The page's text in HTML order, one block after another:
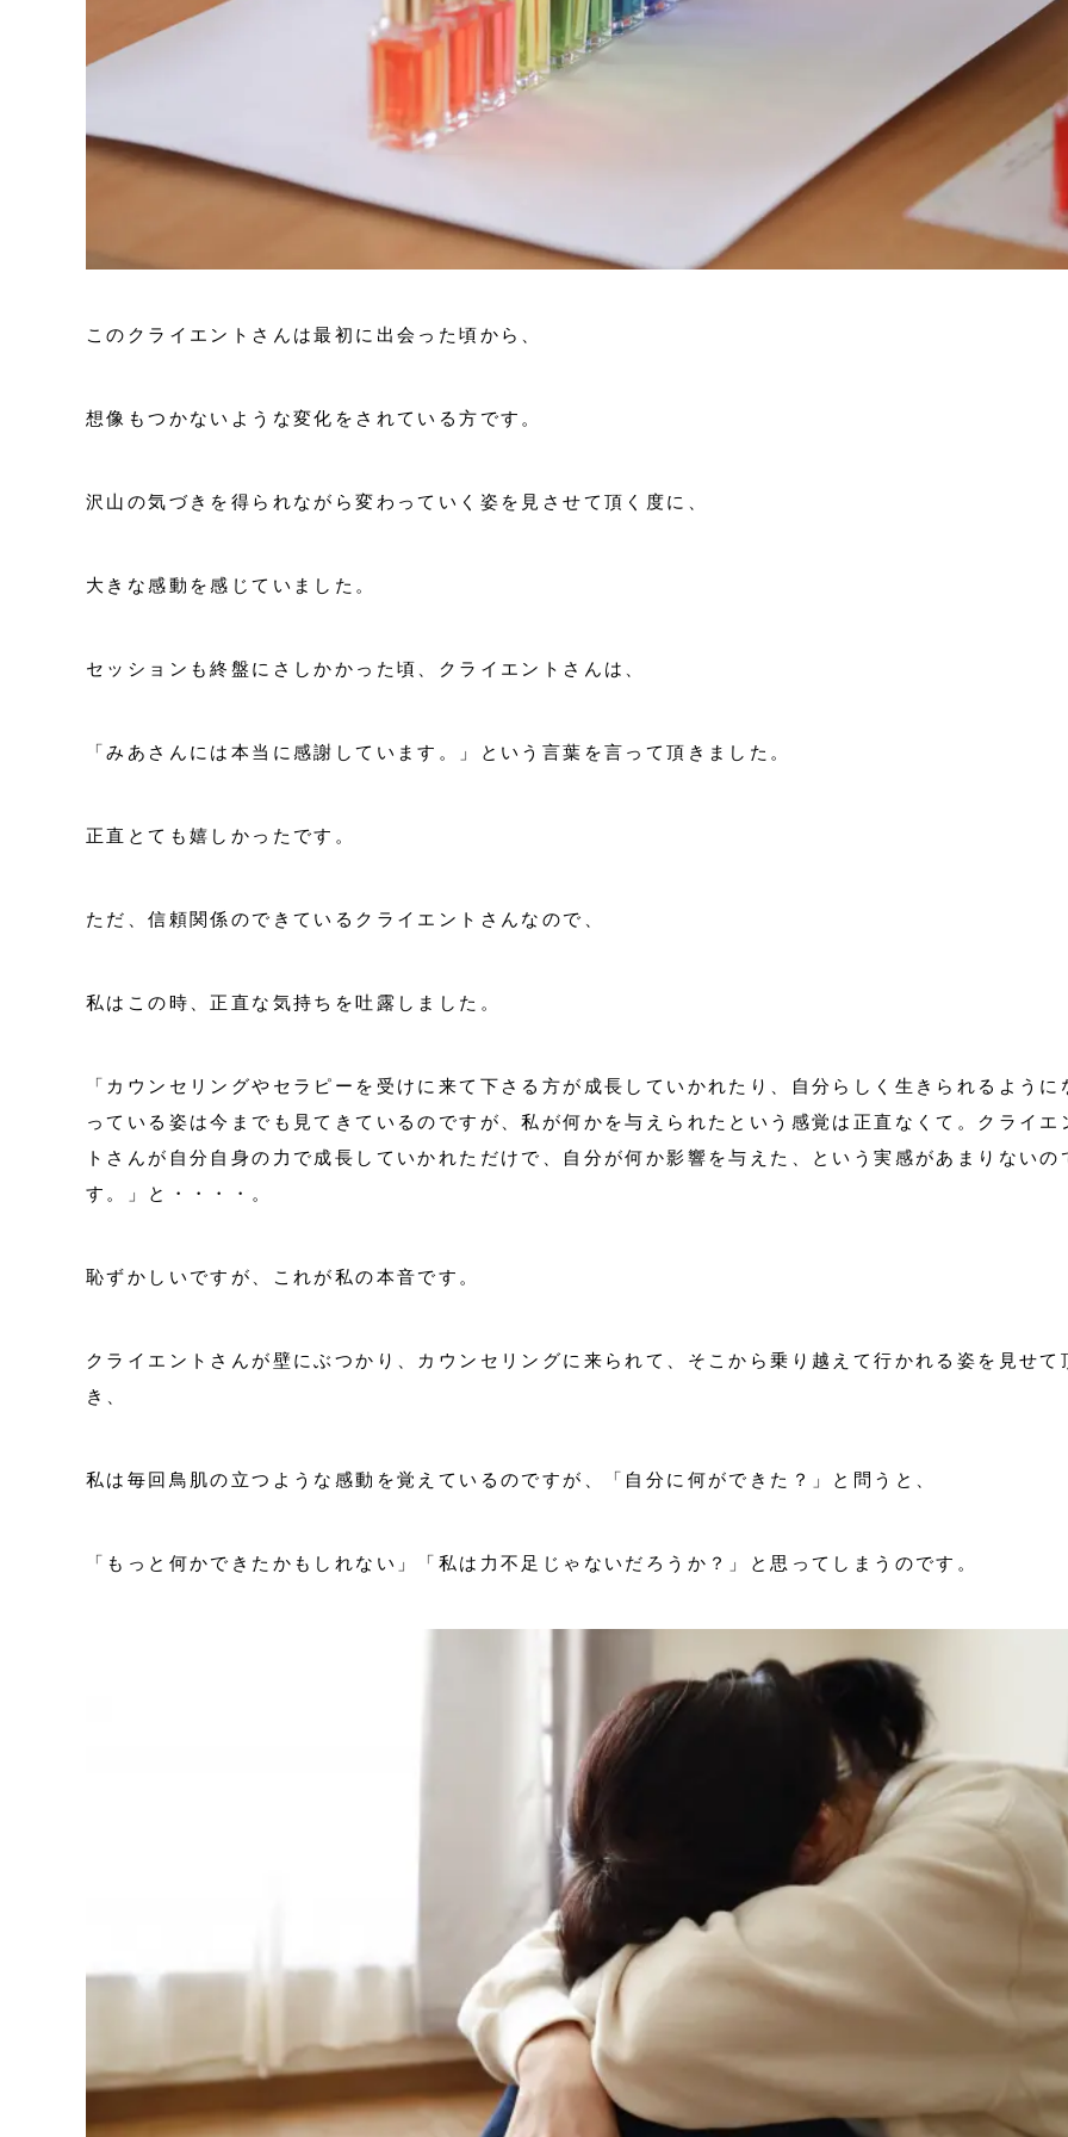
このクライエントさんは最初に出会った頃から、
想像もつかないような変化をされている方です。
沢山の気づきを得られながら変わっていく姿を見させて頂く度に、
大きな感動を感じていました。
セッションも終盤にさしかかった頃、クライエントさんは、
「みあさんには本当に感謝しています。」という言葉を言って頂きました。
正直とても嬉しかったです。
ただ、信頼関係のできているクライエントさんなので、
私はこの時、正直な気持ちを吐露しました。
「カウンセリングやセラピーを受けに来て下さる方が成長していかれたり、自分らしく生きられるように
っている姿は今までも見てきているのですが、私が何かを与えられたという感覚は正直なくて。クライエ
トさんが自分自身の力で成長していかれただけで、自分が何か影響を与えた、という実感があまりないの
す。」と・・・・。
恥ずかしいですが、これが私の本音です。
クライエントさんが壁にぶつかり、カウンセリングに来られて、そこから乗り越えて行かれる姿を見せて
き、
私は毎回鳥肌の立つような感動を覚えているのですが、「自分に何ができた？」と問うと、
「もっと何かできたかもしれない」「私は力不足じゃないだろうか？」と思ってしまうのです。